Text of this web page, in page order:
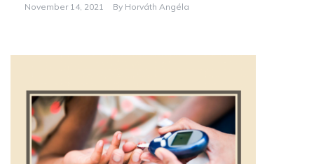
November 14, 2021 By Horváth Angéla